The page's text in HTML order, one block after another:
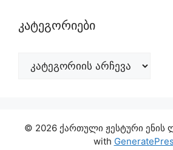
კატეგორიები
© 2026 ქართული ჟესტური ენის
with